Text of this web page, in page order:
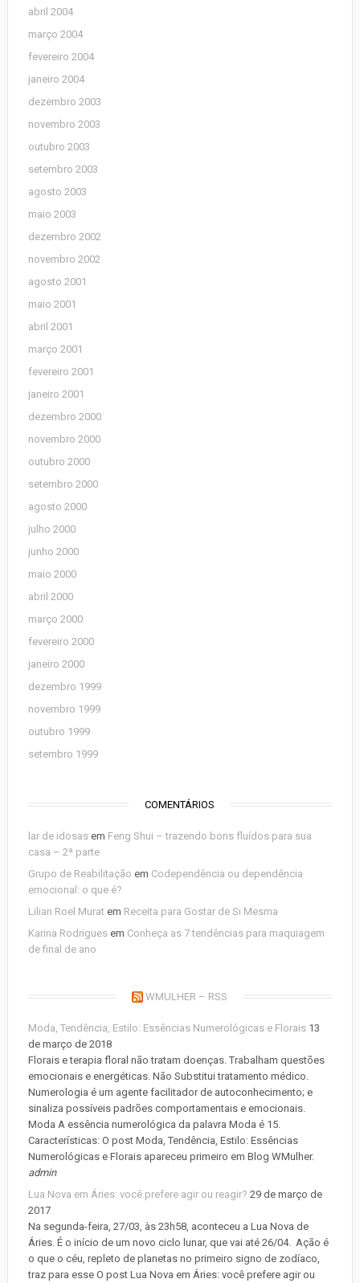
abril 2004
março 2004
fevereiro 2004
janeiro 2004
dezembro 2003
novembro 2003
outubro 2003
setembro 2003
agosto 2003
maio 2003
dezembro 2002
novembro 2002
agosto 2001
maio 2001
abril 2001
março 2001
fevereiro 2001
janeiro 2001
dezembro 2000
novembro 2000
outubro 2000
setembro 2000
agosto 2000
julho 2000
junho 2000
maio 2000
abril 2000
março 2000
fevereiro 2000
janeiro 2000
dezembro 1999
novembro 1999
outubro 1999
setembro 1999
COMENTÁRIOS
lar de idosasem Feng Shui – trazendo bons fluídos para sua
casa – 2ª parte
Grupo de Reabilitação em Codependência ou dependência
emocional: o que é?
Lilian Roel Murat em Receita para Gostar de Si Mesma
Karina Rodriguesem Conheça as 7 tendências para maquiagem
de final de ano
WMULHER – RSS
Moda, Tendência, Estilo: Essências Numerológicas e Florais 13
de março de 2018
Florais e terapia floral não tratam doenças. Trabalham questões
emocionais e energéticas. Não Substitui tratamento médico.
Numerologia é um agente facilitador de autoconhecimento; e
sinaliza possíveis padrões comportamentais e emocionais.
Moda A essência numerológica da palavra Moda é 15.
Características: O post Moda, Tendência, Estilo: Essências
Numerológicas e Florais apareceu primeiro em Blog WMulher.
admin
Lua Nova em Áries: você prefere agir ou reagir? 29 de março de
2017
Na segunda-feira, 27/03, às 23h58, aconteceu a Lua Nova de
Áries. É o início de um novo ciclo lunar, que vai até 26/04. Ação é
o que o céu, repleto de planetas no primeiro signo de zodíaco,
traz para esse O post Lua Nova em Áries: você prefere agir ou